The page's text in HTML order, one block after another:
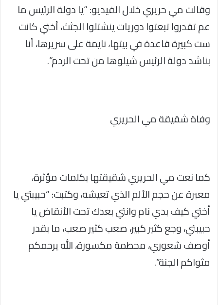
وقالت مي حريري خلال الفيديو: “يا دولة الرئيس ما
عم تقدروا تبعتوا دوريات ينشتلوا الجثث، أختي كانت
ست كبيرة قاعدة في بيتها، نايمة على سريرها، أنا
بناشد دولة الرئيس شيلوها من تحت الردم”.
وفاة شقيقة مي الحريري
كما نعت مي الحريري شقيقتها بكلمات مؤثرة،
معبرة عن حجم الألم الذي تعيشه، وكتبت: “حبيبتي يا
أختي كيف بدي نام وانتي بعدك تحت الأنقاض يا
حبيبتي، وجع كثير كبير، صعب كثير صعب، ما بقدر
أوصف شعوري، محطمة مكسورة، الله يرحمكم
مثواكم الجنة”.